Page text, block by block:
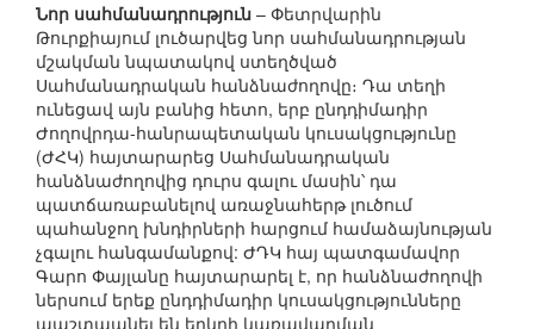
Նոր սահմանադրություն – Փետրվարին
Թուրքիայում լուծարվեց նոր սահմանադրության
մշակման նպատակով ստեղծված
Սահմանադրական հանձնաժողովը։ Դա տեղի
ունեցավ այն բանից հետո, երբ ընդդիմադիր
Ժողովրդա-հանրապետական կուսակցությունը
(ԺՀԿ) հայտարարեց Սահմանադրական
հանձնաժողովից դուրս գալու մասին՝ դա
պատճառաբանելով առաջնահերթ լուծում
պահանջող խնդիրների հարցում համաձայնության
չգալու հանգամանքով: ԺԴԿ հայ պատգամավոր
Գարո Փայլանը հայտարարել է, որ հանձնաժողովի
ներսում երեք ընդդիմադիր կուսակցությունները
պաշտպանել են երկրի կառավարման